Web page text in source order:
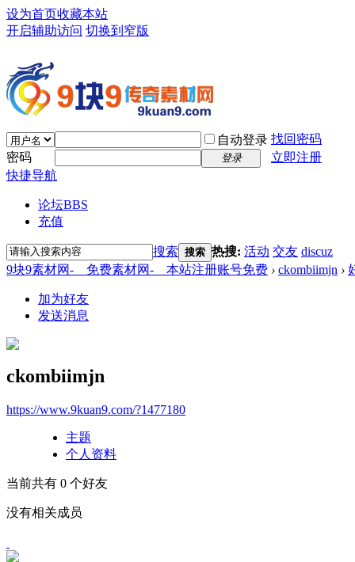
设为首页收藏本站
开启辅助访问 切换到窄版
自动登录 找回密码
密码
登录
立即注册
快捷导航
论坛BBS
充值
搜索 搜索 热搜: 活动 交友 discuz
9块9素材网-＿免费素材网-＿本站注册账号免费 › ckombiimjn ›
加为好友
发送消息
ckombiimjn
https://www.9kuan9.com/?1477180
主题
个人资料
当前共有 0 个好友
没有相关成员